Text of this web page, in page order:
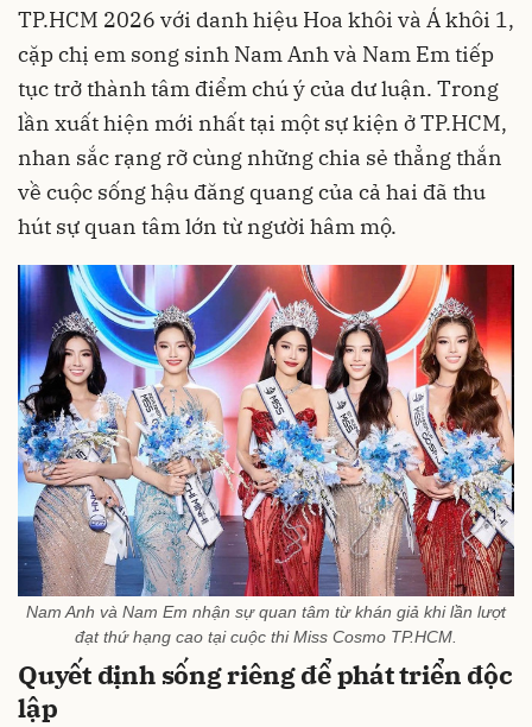
TP.HCM 2026 với danh hiệu Hoa khôi và Á khôi 1,
cặp chị em song sinh Nam Anh và Nam Em tiếp
tục trở thành tâm điểm chú ý của dư luận. Trong
lần xuất hiện mới nhất tại một sự kiện ở TP.HCM,
nhan sắc rạng rỡ cùng những chia sẻ thẳng thắn
về cuộc sống hậu đăng quang của cả hai đã thu
hút sự quan tâm lớn từ người hâm mộ.
Nam Anh và Nam Em nhận sự quan tâm từ khán giả khi lần lượt
đạt thứ hạng cao tại cuộc thi Miss Cosmo TP.HCM.
Quyết định sống riêng để phát triển độc
lập